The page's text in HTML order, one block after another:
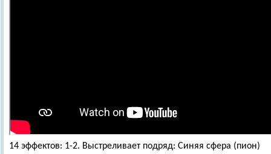
14 эффектов: 1-2. Выстреливает подряд: Синяя сфера (пион)